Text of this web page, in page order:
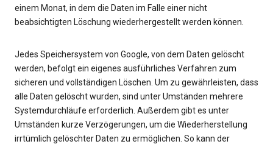
einem Monat, in dem die Daten im Falle einer nicht
beabsichtigten Löschung wiederhergestellt werden können.
Jedes Speichersystem von Google, von dem Daten gelöscht
werden, befolgt ein eigenes ausführliches Verfahren zum
sicheren und vollständigen Löschen. Um zu gewährleisten, dass
alle Daten gelöscht wurden, sind unter Umständen mehrere
Systemdurchläufe erforderlich. Außerdem gibt es unter
Umständen kurze Verzögerungen, um die Wiederherstellung
irrtümlich gelöschter Daten zu ermöglichen. So kann der